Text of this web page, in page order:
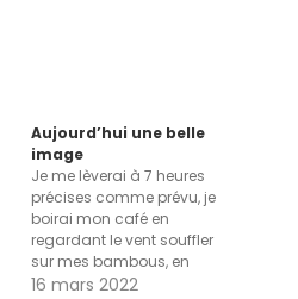
Aujourd’hui une belle
image
Je me lèverai à 7 heures
précises comme prévu, je
boirai mon café en
regardant le vent souffler
sur mes bambous, en
écoutant le monde se
16 mars 2022